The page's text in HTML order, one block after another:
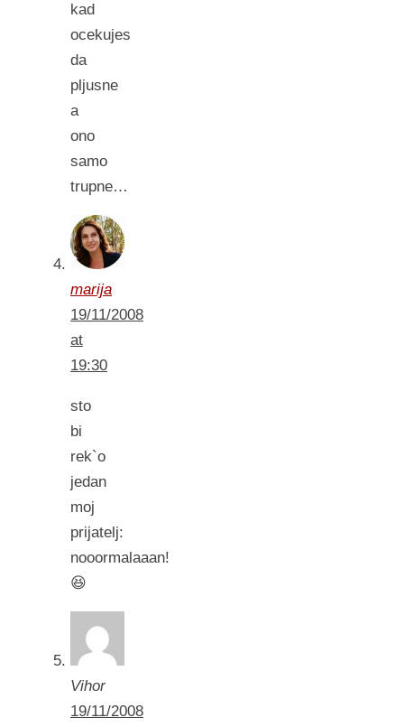
kad
ocekujes
da
pljusne
a
ono
samo
trupne…
marija
19/11/2008
at
19:30
sto
bi
rek`o
jedan
moj
prijatelj:
nooormalaaan!
😆
Vihor
19/11/2008